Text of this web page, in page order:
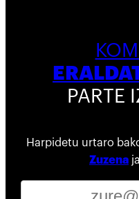
PARTE
Harpidetu urtaro
Zuzena